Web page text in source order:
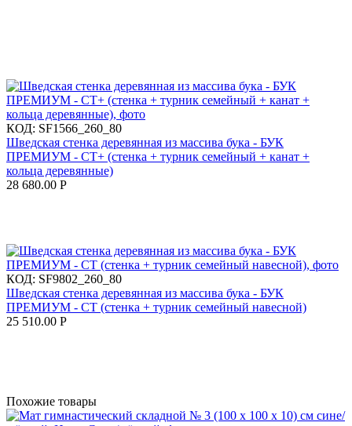
КОД: SF1566_260_80
Шведская стенка деревянная из массива бука - БУК
ПРЕМИУМ - СТ+ (стенка + турник семейный + канат +
кольца деревянные)
28 680.00 Р
КОД: SF9802_260_80
Шведская стенка деревянная из массива бука - БУК
ПРЕМИУМ - СТ (стенка + турник семейный навесной)
25 510.00 Р
Похожие товары